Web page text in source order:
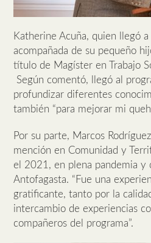
Katherine Acuña, quien llegó
acompañada de su pequeño
título de Magíster en Trabajo
Según comentó, llegó al
profundizar diferentes
también “para mejorar mi
Por su parte, Marcos
mención en Comunidad y
el 2021, en plena pandemia y
Antofagasta. “Fue una
gratificante, tanto por la
intercambio de experiencias
compañeros del programa”.